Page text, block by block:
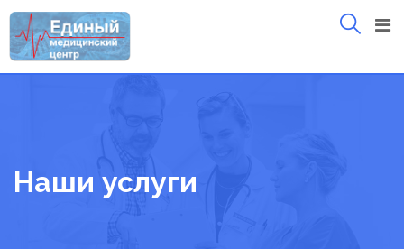
Skip
to
content
Наши услуги